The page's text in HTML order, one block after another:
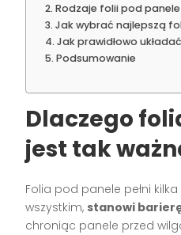
Rodzaje folii pod
Jak wybrać najlepszą
Jak prawidłowo
Podsumowanie
Dlaczego
jest tak
Folia pod panele pełni
wszystkim, stanowi
chroniąc panele przed